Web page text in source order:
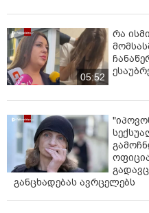
05:52
რა
განცხადებას ავრცელებს